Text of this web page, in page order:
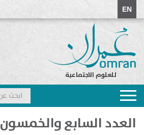
EN
للعلوم الاجتماعية
Toggle
navigation
العدد السابع والخمسون